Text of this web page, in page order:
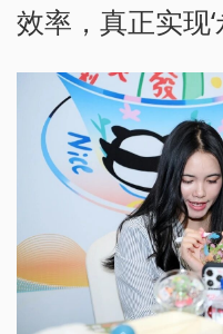
效率，真正实现